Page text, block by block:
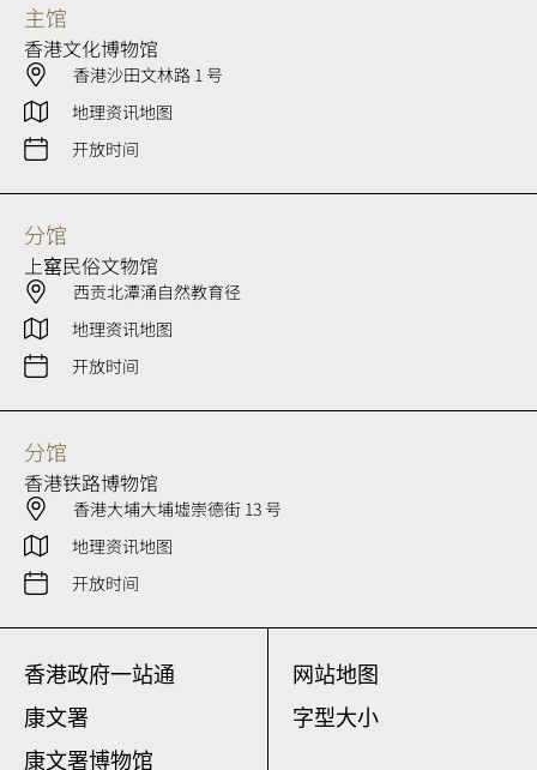
主馆
香港文化博物馆
香港沙田文林路 1 号
地理资讯地图
开放时间
分馆
上窰民俗文物馆
西贡北潭涌自然教育径
地理资讯地图
开放时间
分馆
香港铁路博物馆
香港大埔大埔墟崇德街 13 号
地理资讯地图
开放时间
香港政府一站通
康文署
康文署博物馆
网站地图
字型大小